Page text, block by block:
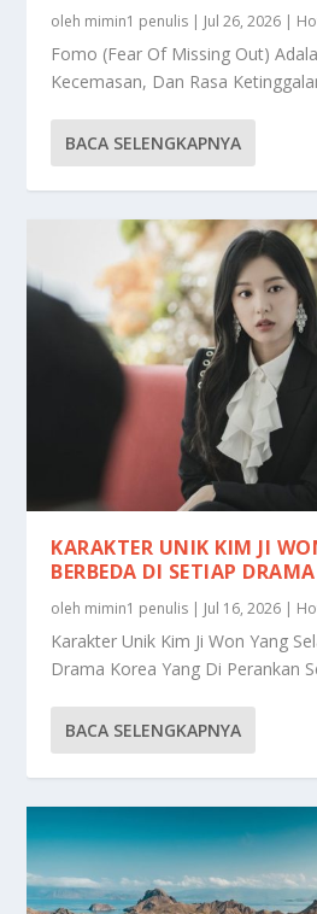
oleh mimin1 penulis | Jul 26, 2026 |
Fomo (Fear Of Missing Out)
Kecemasan, Dan Rasa
BACA SELENGKAPNYA
KARAKTER UNIK KIM JI
BERBEDA DI SETIAP DRAMA
oleh mimin1 penulis | Jul 16, 2026 |
Karakter Unik Kim Ji Won Yang
Drama Korea Yang Di Perankan
BACA SELENGKAPNYA